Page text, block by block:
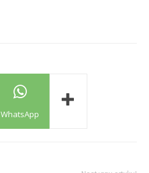
WhatsApp